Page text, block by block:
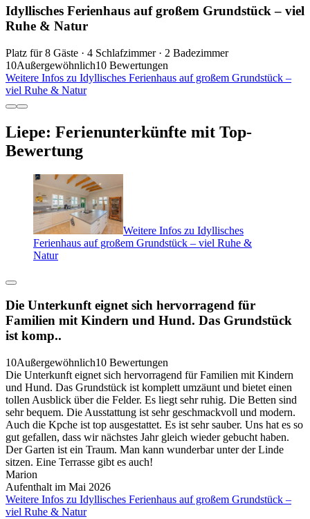
Idyllisches Ferienhaus auf großem Grundstück – viel
Ruhe & Natur
Platz für 8 Gäste · 4 Schlafzimmer · 2 Badezimmer
10Außergewöhnlich10 Bewertungen
Weitere Infos zu Idyllisches Ferienhaus auf großem Grundstück –
viel Ruhe & Natur
Liepe: Ferienunterkünfte mit Top-
Bewertung
Weitere Infos zu Idyllisches
Ferienhaus auf großem Grundstück – viel Ruhe &
Natur
Die Unterkunft eignet sich hervorragend für
Familien mit Kindern und Hund. Das Grundstück
ist komp..
10Außergewöhnlich10 Bewertungen
Die Unterkunft eignet sich hervorragend für Familien mit Kindern
und Hund. Das Grundstück ist komplett umzäunt und bietet einen
tollen Ausblick über die Felder. Es liegt sehr ruhig. Die Betten sind
sehr bequem. Die Ausstattung ist sehr geschmackvoll und modern.
Auch die Kpche ist top ausgestattet. Es ist sehr sauber. Uns hat es so
gut gefallen, dass wir nächstes Jahr gleich wieder gebucht haben.
Der Garten ist ein Traum. Man kann wunderbar unter der Linde
sitzen. Eine Terrasse gibt es auch!
Marion
Aufenthalt im Mai 2026
Weitere Infos zu Idyllisches Ferienhaus auf großem Grundstück –
viel Ruhe & Natur